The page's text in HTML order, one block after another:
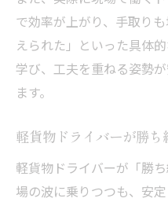
で効率が上がり、手取り
えられた」といった具体
学び、工夫を重ねる姿勢
ます。
軽貨物ドライバーが勝
軽貨物ドライバーが「勝
場の波に乗りつつも、安